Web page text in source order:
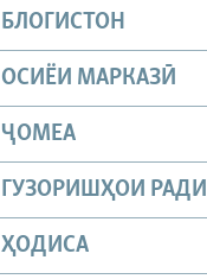
БЛОГИСТОН
ОСИЁИ МАРКАЗӢ
ҶОМEА
ГУЗОРИШҲОИ
ҲОДИСА